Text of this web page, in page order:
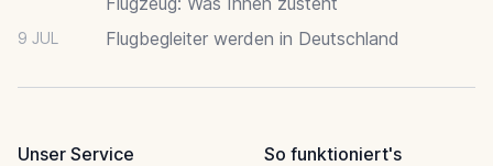
9 JUL Flugbegleiter werden in Deutschland
Unser Service
So funktioniert's